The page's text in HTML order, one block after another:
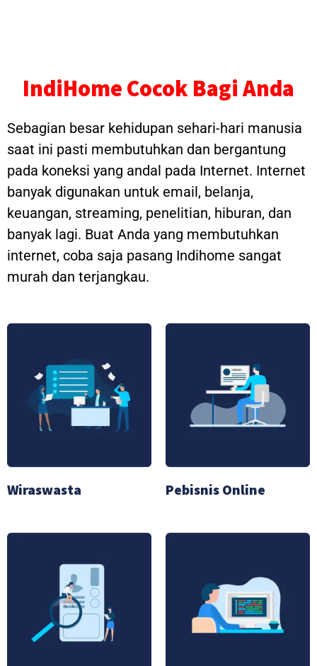
IndiHome Cocok Bagi Anda
Sebagian besar kehidupan sehari-hari manusia
saat ini pasti membutuhkan dan bergantung
pada koneksi yang andal pada Internet. Internet
banyak digunakan untuk email, belanja,
keuangan, streaming, penelitian, hiburan, dan
banyak lagi. Buat Anda yang membutuhkan
internet, coba saja pasang Indihome sangat
murah dan terjangkau.
Wiraswasta Pebisnis Online